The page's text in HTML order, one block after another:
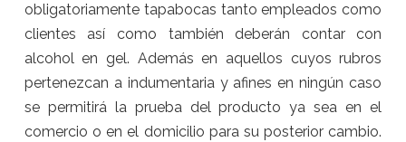
obligatoriamente tapabocas tanto empleados como
clientes así como también deberán contar con
alcohol en gel. Además en aquellos cuyos rubros
pertenezcan a indumentaria y afines en ningún caso
se permitirá la prueba del producto ya sea en el
comercio o en el domicilio para su posterior cambio.